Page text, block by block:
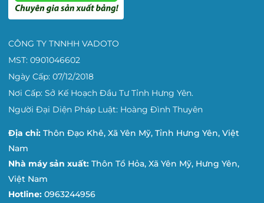
CÔNG TY TNNHH VADOTO
MST: 0901046602
Ngày Cấp: 07/12/2018
Nơi Cấp: Sở Kế Hoạch Đầu Tư Tỉnh Hưng Yên.
Người Đại Diện Pháp Luật: Hoàng Đình Thuyên
Địa chỉ: Thôn Đạo Khê, Xã Yên Mỹ, Tỉnh Hưng Yên, Việt
Nam
Nhà máy sản xuất: Thôn Tổ Hỏa, Xã Yên Mỹ, Hưng Yên,
Việt Nam
Hotline: 0963244956